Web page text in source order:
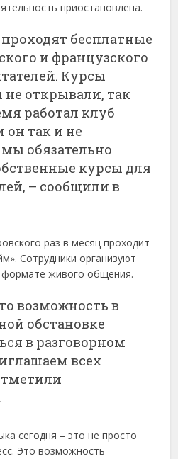
приостановлена.
бесплатные
и французского
Курсы
не открывали, так
работал клуб
он так и не
обязательно
курсы для
– сообщили в
раз в месяц проходит
Сотрудники организуют
формате живого общения.
возможность в
обстановке
в разговорном
всех
сегодня – это не просто
Это возможность